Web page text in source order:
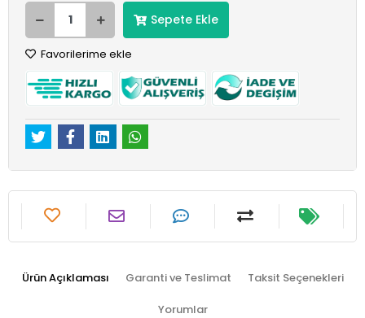
Sepete Ekle
Favorilerime ekle
Ürün Açıklaması Garanti ve Teslimat Taksit Seçenekleri
Yorumlar